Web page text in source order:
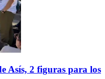
Asís, 2 figuras para los